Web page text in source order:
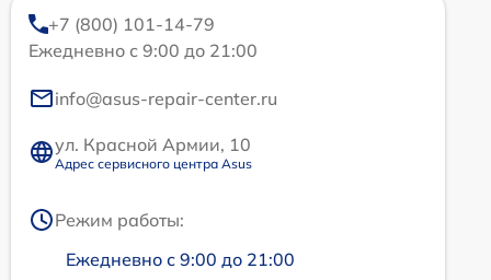
+7 (800) 101-14-79
Ежедневно с 9:00 до 21:00
info@asus-repair-center.ru
ул. Красной Армии, 10
Адрес сервисного центра Asus
Режим работы:
Ежедневно с 9:00 до 21:00